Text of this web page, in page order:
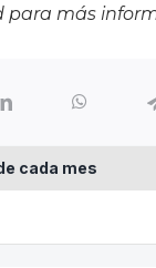
para más
cada mes